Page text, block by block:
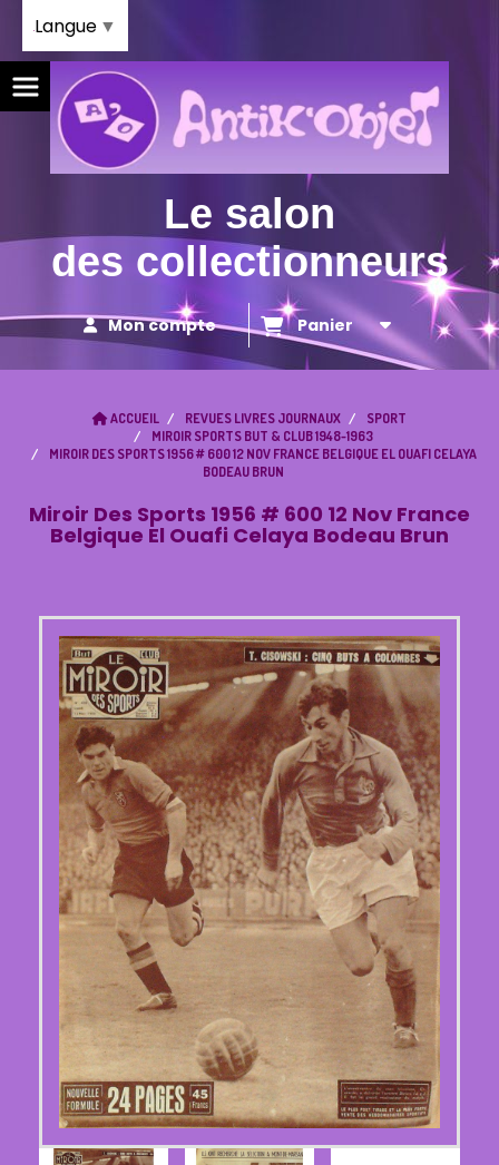
Le salon
des collectionneurs
Mon compte Panier
ACCUEIL REVUES LIVRES JOURNAUX
SPORT
MIROIR SPORTS BUT & CLUB 1948-1963
MIROIR DES SPORTS 1956 # 600 12 NOV FRANCE BELGIQUE EL OUAFI CELAYA
BODEAU BRUN
Miroir Des Sports 1956 # 600 12 Nov France
Belgique El Ouafi Celaya Bodeau Brun
Langue ▼